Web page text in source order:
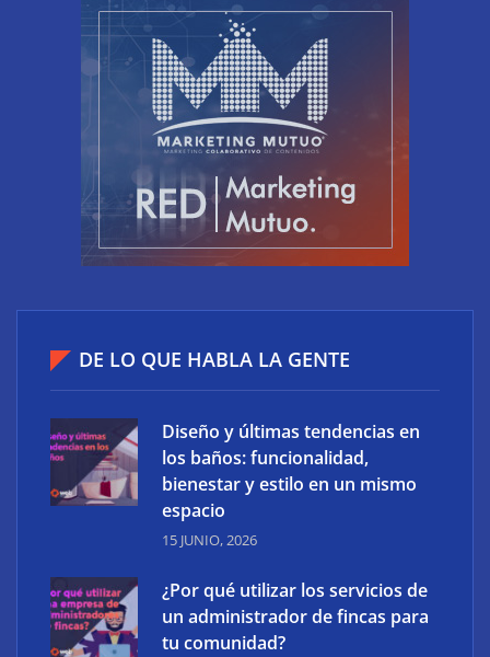
aumentar tus ingresos
DE LO QUE HABLA LA GENTE
Diseño y últimas tendencias en
los baños: funcionalidad,
bienestar y estilo en un mismo
espacio
15 JUNIO, 2026
¿Por qué utilizar los servicios de
un administrador de fincas para
tu comunidad?